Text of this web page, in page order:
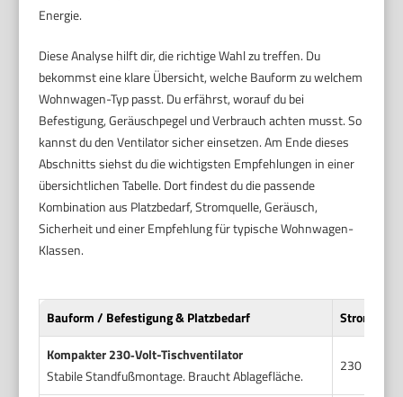
Energie.
Diese Analyse hilft dir, die richtige Wahl zu treffen. Du
bekommst eine klare Übersicht, welche Bauform zu welchem
Wohnwagen-Typ passt. Du erfährst, worauf du bei
Befestigung, Geräuschpegel und Verbrauch achten musst. So
kannst du den Ventilator sicher einsetzen. Am Ende dieses
Abschnitts siehst du die wichtigsten Empfehlungen in einer
übersichtlichen Tabelle. Dort findest du die passende
Kombination aus Platzbedarf, Stromquelle, Geräusch,
Sicherheit und einer Empfehlung für typische Wohnwagen-
Klassen.
Bauform / Befestigung & Platzbedarf
Kompakter 230‑Volt-Tischventilator
Stabile Standfußmontage. Braucht Ablagefläche.
230 V